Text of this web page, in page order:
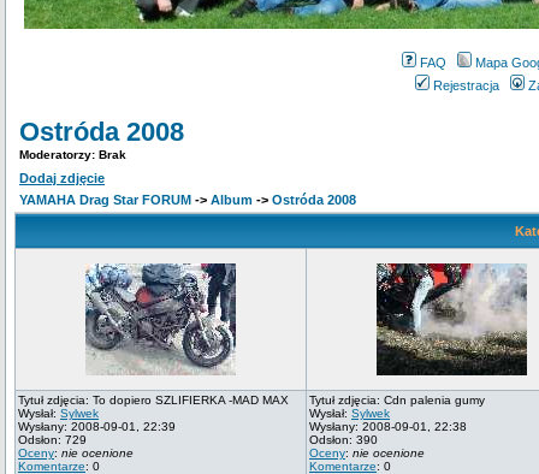
FAQ
Mapa
Rejestracja
Ostróda 2008
Moderatorzy: Brak
Dodaj zdjęcie
YAMAHA Drag Star FORUM -> Album -> Ostróda 2008
Tytuł zdjęcia: To dopiero SZLIFIERKA -MAD MAX
Wysłał: Sylwek
Wysłany: 2008-09-01, 22:39
Odsłon: 729
Oceny: nie ocenione
Komentarze: 0
Tytuł zdjęcia: Cdn palenia gumy
Wysłał: Sylwek
Wysłany: 2008-09-01, 22:38
Odsłon: 390
Oceny: nie ocenione
Komentarze: 0